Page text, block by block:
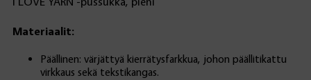
Materiaalit:
Päällinen: värjättyä kierrätysfarkkua, johon päällitikattu
virkkaus sekä tekstikangas.